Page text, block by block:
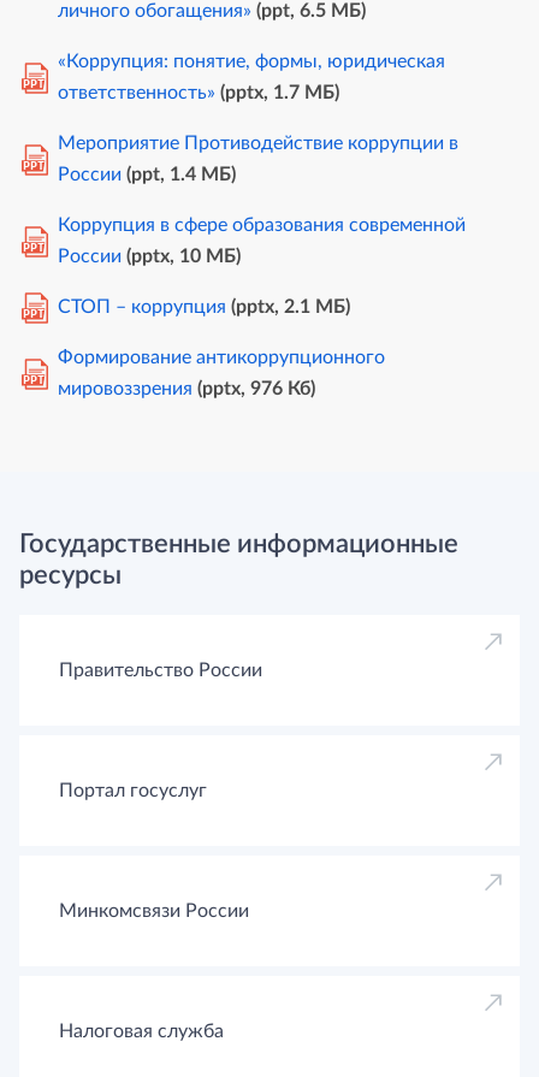
личного обогащения» (ppt, 6.5 MБ)
PPT
«Коррупция: понятие, формы, юридическая
ответственность» (pptx, 1.7 MБ)
PPT
Мероприятие Противодействие коррупции в
России (ppt, 1.4 MБ)
PPT
Коррупция в сфере образования современной
России (pptx, 10 MБ)
PPT СТОП – коррупция (pptx, 2.1 MБ)
PPT
Формирование антикоррупционного
мировоззрения (pptx, 976 Кб)
Государственные информационные
ресурсы
Правительство России
Портал госуслуг
Минкомсвязи России
Налоговая служба